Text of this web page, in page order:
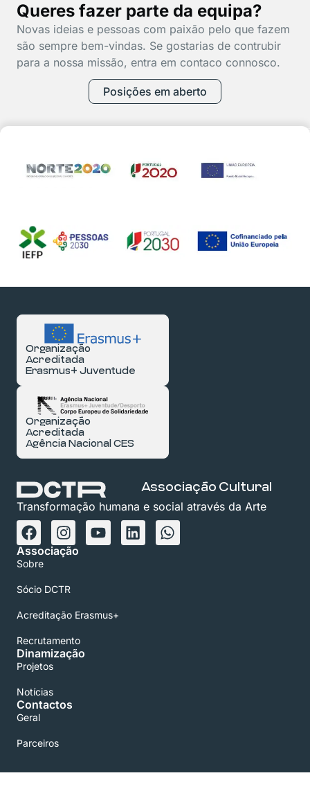
Queres fazer parte da equipa?
Novas ideias e pessoas com paixão pelo que fazem
são sempre bem-vindas. Se gostarias de contrubir
para a nossa missão, entra em contaco connosco.
Posições em aberto
Organização
Acreditada
Erasmus+ Juventude
Organização
Acreditada
Agência Nacional CES
Associação Cultural
Transformação humana e social através da Arte
Associação
Sobre
Sócio DCTR
Acreditação Erasmus+
Recrutamento
Dinamização
Projetos
Notícias
Contactos
Geral
Parceiros